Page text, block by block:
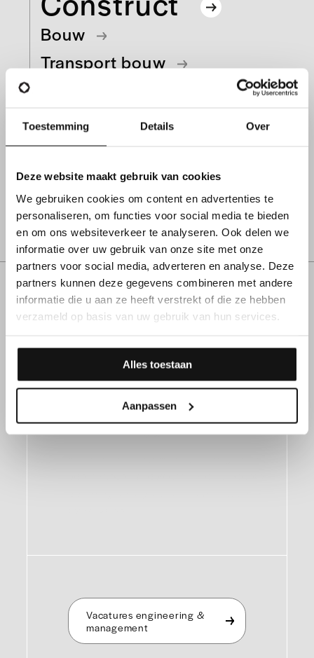
Toestemming Details Over
Deze website maakt gebruik van cookies
We gebruiken cookies om content en advertenties te
personaliseren, om functies voor social media te bieden
en om ons websiteverkeer te analyseren. Ook delen we
informatie over uw gebruik van onze site met onze
partners voor social media, adverteren en analyse. Deze
partners kunnen deze gegevens combineren met andere
informatie die u aan ze heeft verstrekt of die ze hebben
verzameld op basis van uw gebruik van hun services.
Alles toestaan
Aanpassen
Bouw
Transport bouw
Elektricien
Magazijnier
Alle construct vacatures
Ingenieur of
manager?
Vacatures engineering &
management